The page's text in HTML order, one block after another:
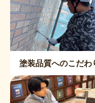
塗装品質へのこだわ